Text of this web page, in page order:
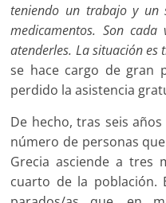
teniendo un trabajo y un
medicamentos. Son
atenderles. La situación es
se hace cargo de gran
perdido la asistencia
De hecho, tras seis
número de personas
Grecia asciende a tres
cuarto de la población.